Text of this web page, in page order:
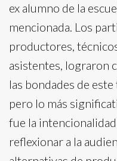
ex alumno de la
mencionada. Los
productores,
asistentes, lograron
las bondades de
pero lo más
fue la
reflexionar a la